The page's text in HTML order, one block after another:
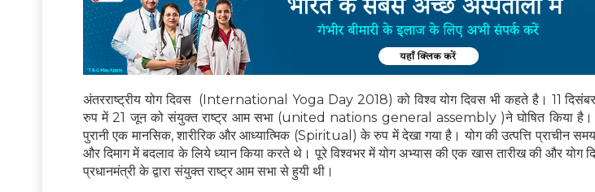
अंतरराष्ट्रीय योग दिवस (International Yoga Day 2018) को विश्व योग दिवस भी कहते है। 11
रुप में 21 जून को संयुक्त राष्ट्र आम सभा (united nations general assembly )ने घोषित किया है।
पुरानी एक मानसिक, शारीरिक और आध्यात्मिक (Spiritual) के रुप में देखा गया है। योग की उत्पत्ति प्राचीन
और दिमाग में बदलाव के लिये ध्यान किया करते थे। पूरे विश्वभर में योग अभ्यास की एक खास तारीख की और योग
प्रधानमंत्री के द्वारा संयुक्त राष्ट्र आम सभा से हुयी थी।